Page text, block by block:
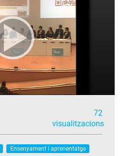
72
visualitzacions
Ensenyament i aprenentatge